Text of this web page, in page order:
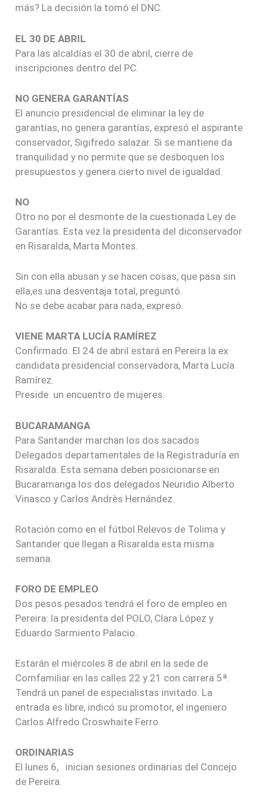
más? La decisión la tomó el DNC.
EL 30 DE ABRIL
Para las alcaldías el 30 de abril, cierre de
inscripciones dentro del PC.
NO GENERA GARANTÍAS
El anuncio presidencial de eliminar la ley de
garantías, no genera garantías, expresó el aspirante
conservador, Sigifredo salazar. Si se mantiene da
tranquilidad y no permite que se desboquen los
presupuestos y genera cierto nivel de igualdad.
NO
Otro no por el desmonte de la cuestionada Ley de
Garantías. Esta vez la presidenta del diconservador
en Risaralda, Marta Montes.
Sin con ella abusan y se hacen cosas, que pasa sin
ella,es una desventaja total, preguntó.
No se debe acabar para nada, expresó.
VIENE MARTA LUCÍA RAMÍREZ
Confirmado. El 24 de abril estará en Pereira la ex
candidata presidencial conservadora, Marta Lucía
Ramírez.
Preside un encuentro de mujeres.
BUCARAMANGA
Para Santander marchan los dos sacados
Delegados departamentales de la Registraduría en
Risaralda. Esta semana deben posicionarse en
Bucaramanga los dos delegados Neuridio Alberto
Vinasco y Carlos Andrès Hernández.
Rotación como en el fútbol.Relevos de Tolima y
Santander que llegan a Risaralda esta misma
semana.
FORO DE EMPLEO
Dos pesos pesados tendrá el foro de empleo en
Pereira: la presidenta del POLO, Clara López y
Eduardo Sarmiento Palacio.
Estarán el miércoles 8 de abril en la sede de
Comfamiliar en las calles 22 y 21 con carrera 5ª.
Tendrá un panel de especialistas invitado. La
entrada es libre, indicó su promotor, el ingeniero
Carlos Alfredo Croswhaite Ferro.
ORDINARIAS
El lunes 6, inician sesiones ordinarias del Concejo
de Pereira.